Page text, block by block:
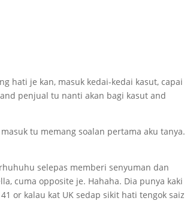
hati je kan, masuk kedai-kedai kasut, capai
penjual tu nanti akan bagi kasut and
tu memang soalan pertama aku tanya.
selepas memberi senyuman dan
cuma opposite je. Hahaha. Dia punya kaki
or kalau kat UK sedap sikit hati tengok saiz